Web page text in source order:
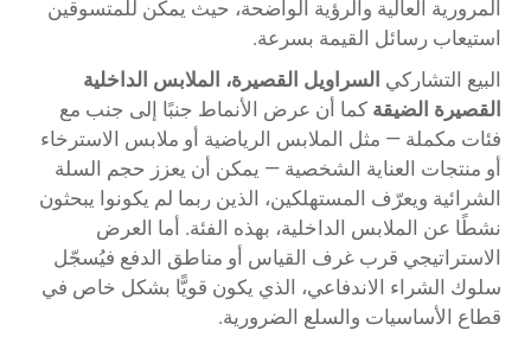
المرورية العالية والرؤية الواضحة، حيث يمكن للمتسوقين
استيعاب رسائل القيمة بسرعة.
البيع التشاركي السراويل القصيرة، الملابس الداخلية
القصيرة الضيقة كما أن عرض الأنماط جنبًا إلى جنب مع
فئات مكملة — مثل الملابس الرياضية أو ملابس الاسترخاء
أو منتجات العناية الشخصية — يمكن أن يعزز حجم السلة
الشرائية ويعرّف المستهلكين، الذين ربما لم يكونوا يبحثون
نشطًا عن الملابس الداخلية، بهذه الفئة. أما العرض
الاستراتيجي قرب غرف القياس أو مناطق الدفع فيُسجّل
سلوك الشراء الاندفاعي، الذي يكون قويًّا بشكل خاص في
قطاع الأساسيات والسلع الضرورية.